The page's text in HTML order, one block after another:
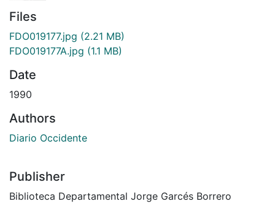
Files
FDO019177.jpg (2.21 MB)
FDO019177A.jpg (1.1 MB)
Date
1990
Authors
Diario Occidente
Publisher
Biblioteca Departamental Jorge Garcés Borrero